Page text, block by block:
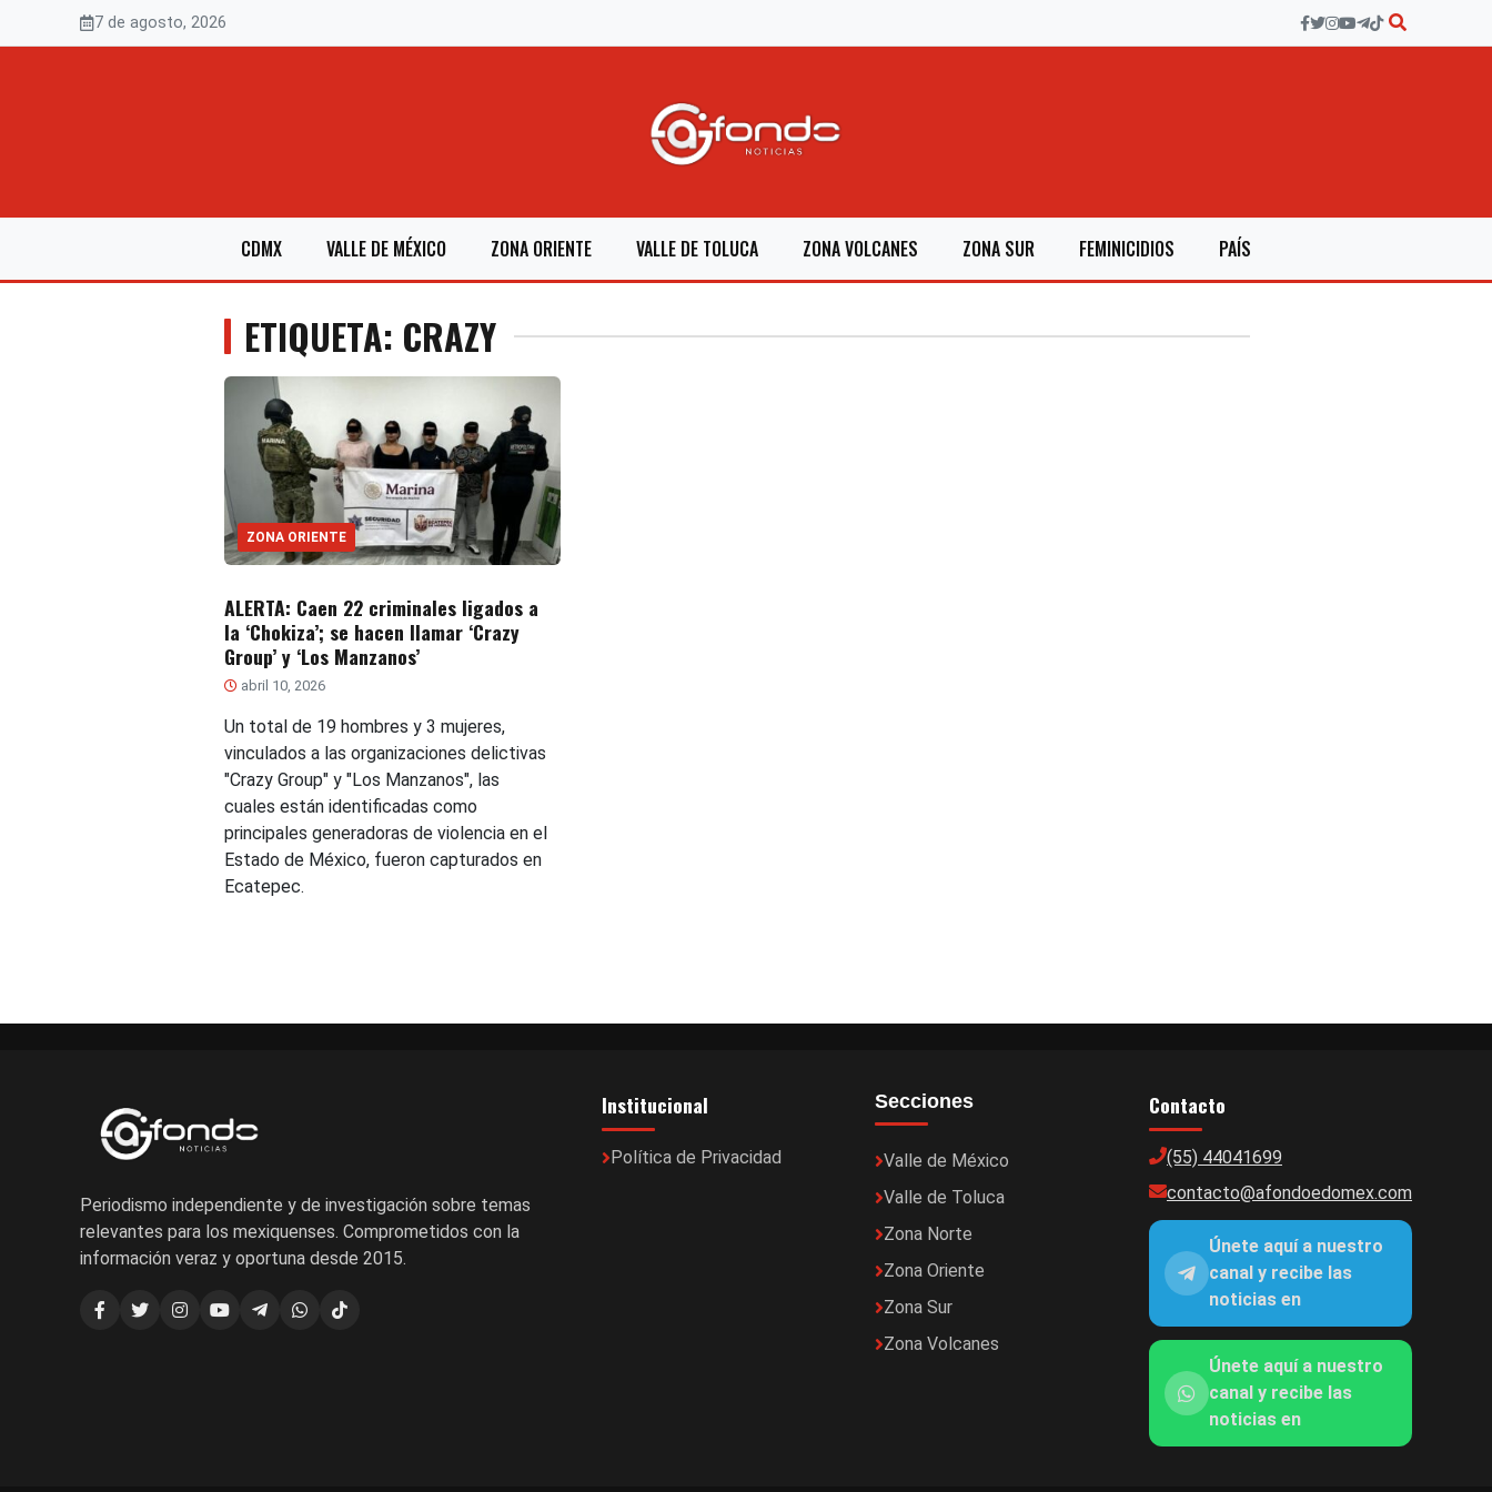
7 de agosto, 2026
CDMX VALLE DE MÉXICO ZONA ORIENTE VALLE DE TOLUCA ZONA VOLCANES ZONA SUR FEMINICIDIOS PAÍS
ETIQUETA: CRAZY
ZONA ORIENTE
ALERTA: Caen 22 criminales ligados a
la ‘Chokiza’; se hacen llamar ‘Crazy
Group’ y ‘Los Manzanos’
abril 10, 2026
Un total de 19 hombres y 3 mujeres,
vinculados a las organizaciones delictivas
"Crazy Group" y "Los Manzanos", las
cuales están identificadas como
principales generadoras de violencia en el
Estado de México, fueron capturados en
Ecatepec.
Periodismo independiente y de investigación sobre temas
relevantes para los mexiquenses. Comprometidos con la
información veraz y oportuna desde 2015.
Institucional
Política de Privacidad
Secciones
Valle de México
Valle de Toluca
Zona Norte
Zona Oriente
Zona Sur
Zona Volcanes
Contacto
(55) 44041699
contacto@afondoedomex.com
Únete aquí a nuestro
canal y recibe las
noticias en
Únete aquí a nuestro
canal y recibe las
noticias en